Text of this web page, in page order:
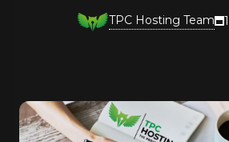
TPC Hosting Team